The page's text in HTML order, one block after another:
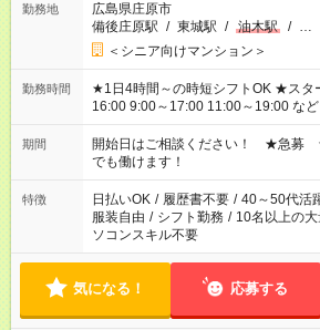
勤務地
広島県庄原市
備後庄原駅 / 東城駅 / 油木駅 / …
＜シニア向けマンション＞
勤務時間
★1日4時間～の時短シフトOK ★スタート時間選べます！ 7:00～
16:00 9:00～17:00 11:00～19:00 など 残業なし
場合、他のお仕事と合わせ週40時間
ん ※法令に基づき、週20時間以上勤
となります ※労働者派遣法（日雇い派
短時間・短期間の就業はご案内が難
期間
開始日はご相談ください！ ★急募
でも働けます！
特徴 日払いOK / 履歴書不要 / 40～50代活
服装自由 / シフト勤務 / 10名以上の
ソコンスキル不要
気になる！ 応募する